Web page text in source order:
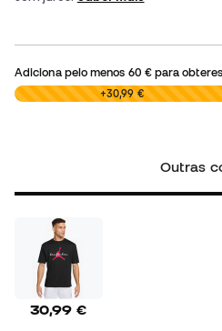
Adiciona pelo menos 60 €para
0,00 € +30,99 €
Outras
30,99 €